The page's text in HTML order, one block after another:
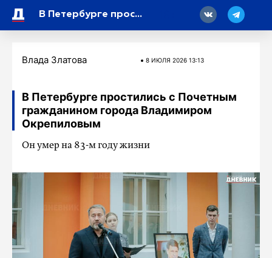
В Петербурге простились с Почетным гражданином города Владимиром Окрепиловым
Влада Златова 8 ИЮЛЯ 2026 13:13
В Петербурге простились с Почетным
гражданином города Владимиром
Окрепиловым
Он умер на 83-м году жизни